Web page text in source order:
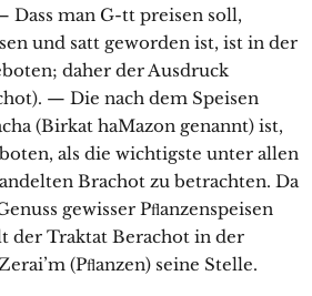
Dass man G-tt preisen soll,
und satt geworden ist, ist in der
daher der Ausdruck
— Die nach dem Speisen
(Birkat haMazon genannt) ist,
als die wichtigste unter allen
Brachot zu betrachten. Da
gewisser Pﬂanzenspeisen
der Traktat Berachot in der
(Pﬂanzen) seine Stelle.